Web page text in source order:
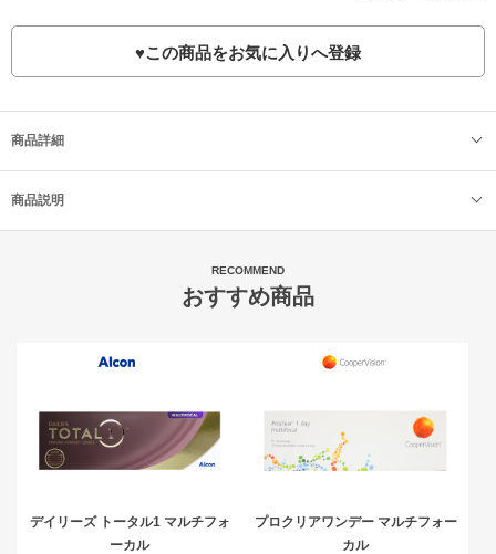
♥この商品をお気に入りへ登録
商品詳細
商品説明
RECOMMEND
おすすめ商品
デイリーズ トータル1 マルチフォ
ーカル
プロクリアワンデー マルチフォー
カル